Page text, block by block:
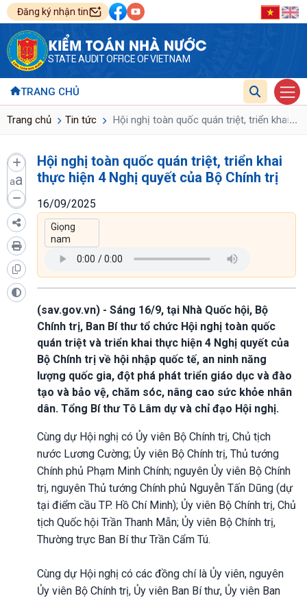
Đăng ký nhận tin
KIỂM TOÁN NHÀ NƯỚC
STATE AUDIT OFFICE OF VIETNAM
TRANG CHỦ
Trang chủ Tin tức Hội nghị toàn quốc quán triệt, triển khai...
aa
Hội nghị toàn quốc quán triệt, triển khai
thực hiện 4 Nghị quyết của Bộ Chính trị
16/09/2025
(sav.gov.vn) - Sáng 16/9, tại Nhà Quốc hội, Bộ
Chính trị, Ban Bí thư tổ chức Hội nghị toàn quốc
quán triệt và triển khai thực hiện 4 Nghị quyết của
Bộ Chính trị về hội nhập quốc tế, an ninh năng
lượng quốc gia, đột phá phát triển giáo dục và đào
tạo và bảo vệ, chăm sóc, nâng cao sức khỏe nhân
dân. Tổng Bí thư Tô Lâm dự và chỉ đạo Hội nghị.
Cùng dự Hội nghị có Ủy viên Bộ Chính trị, Chủ tịch
nước Lương Cường; Ủy viên Bộ Chính trị, Thủ tướng
Chính phủ Phạm Minh Chính; nguyên Ủy viên Bộ Chính
trị, nguyên Thủ tướng Chính phủ Nguyễn Tấn Dũng (dự
tại điểm cầu TP. Hồ Chí Minh); Ủy viên Bộ Chính trị, Chủ
tịch Quốc hội Trần Thanh Mẫn; Ủy viên Bộ Chính trị,
Thường trực Ban Bí thư Trần Cẩm Tú.
Cùng dự Hội nghị có các đồng chí là Ủy viên, nguyên
Ủy viên Bộ Chính trị, Ủy viên Ban Bí thư, Ủy viên Ban